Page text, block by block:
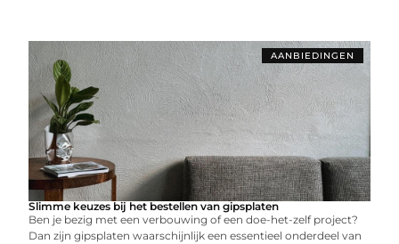
AANBIEDINGEN
Slimme keuzes bij het bestellen van gipsplaten
Ben je bezig met een verbouwing of een doe-het-zelf project?
Dan zijn gipsplaten waarschijnlijk een essentieel onderdeel van